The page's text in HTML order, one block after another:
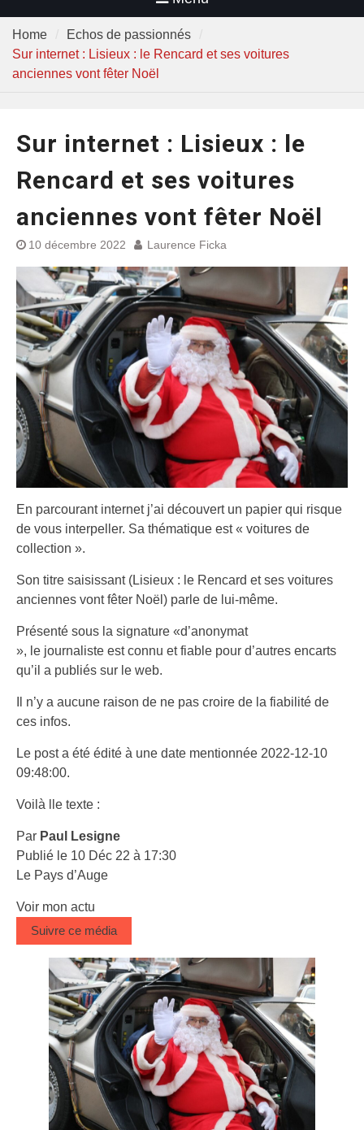
Home
Echos de passionnés
Sur internet : Lisieux : le Rencard et ses voitures
anciennes vont fêter Noël
Sur internet : Lisieux : le
Rencard et ses voitures
anciennes vont fêter Noël
10 décembre 2022 Laurence Ficka
En parcourant internet j’ai découvert un papier qui risque
de vous interpeller. Sa thématique est « voitures de
collection ».
Son titre saisissant (Lisieux : le Rencard et ses voitures
anciennes vont fêter Noël) parle de lui-même.
Présenté sous la signature «d’anonymat
», le journaliste est connu et fiable pour d’autres encarts
qu’il a publiés sur le web.
Il n’y a aucune raison de ne pas croire de la fiabilité de
ces infos.
Le post a été édité à une date mentionnée 2022-12-10
09:48:00.
Voilà lle texte :
Par Paul Lesigne
Publié le 10 Déc 22 à 17:30
Le Pays d’Auge
Voir mon actu
Suivre ce média